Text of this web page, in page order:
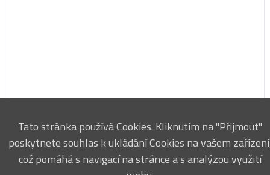
Tato stránka používá Cookies. Kliknutím na "Přijmout"
poskytnete souhlas k ukládání Cookies na vašem
což pomáhá s navigací na stránce a s analýzou využití
Firemní politika ↗